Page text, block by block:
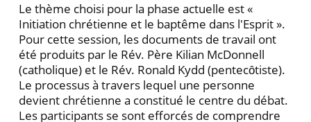
Le thème choisi pour la phase actuelle est «
Initiation chrétienne et le baptême dans l'Esprit ».
Pour cette session, les documents de travail ont
été produits par le Rév. Père Kilian McDonnell
(catholique) et le Rév. Ronald Kydd (pentecȏtiste).
Le processus à travers lequel une personne
devient chrétienne a constitué le centre du débat.
Les participants se sont efforcés de comprendre